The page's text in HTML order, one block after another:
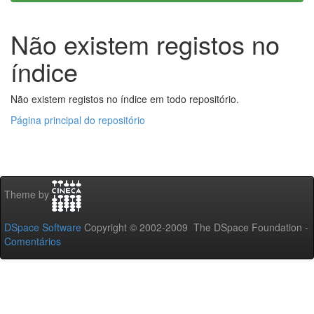
Não existem registos no
índice
Não existem registos no índice em todo repositório.
Página principal do repositório
Theme by
DSpace Software Copyright © 2002-2009 The DSpace Foundation -
Comentários